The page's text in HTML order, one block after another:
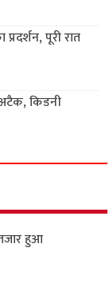
पूरी रात
अटैक, किडनी
हुआ